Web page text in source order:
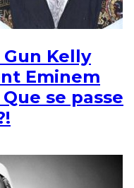
Kelly
Eminem
se passe